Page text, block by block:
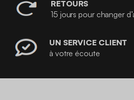
RETOURS
15 jours pour changer
UN SERVICE CLIENT
à votre écoute